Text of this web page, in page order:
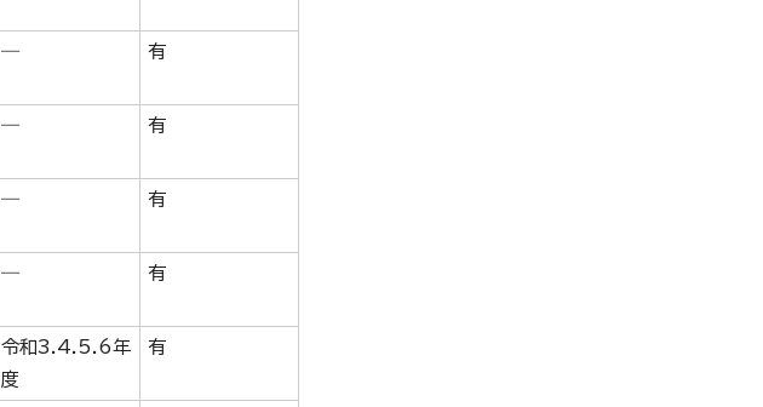
― 有
― 有
― 有
― 有
令和3.4.5.6年
度
有